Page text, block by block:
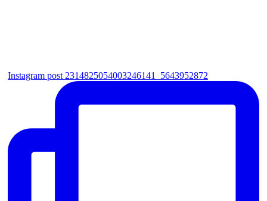
Instagram post 2314825054003246141_5643952872